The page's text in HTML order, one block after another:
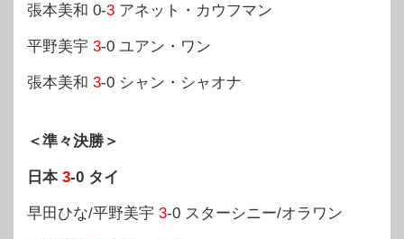
張本美和 0-3 アネット・カウフマン
平野美宇 3-0 ユアン・ワン
張本美和 3-0 シャン・シャオナ
＜準々決勝＞
日本 3-0 タイ
早田ひな/平野美宇 3-0 スターシニー/オラワン